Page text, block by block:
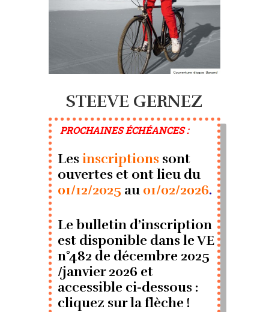
STEEVE GERNEZ
PROCHAINES ÉCHÉANCES :
Les inscriptions sont
ouvertes et ont lieu du
01/12/2025 au 01/02/2026.
Le bulletin d’inscription
est disponible dans le VE
n°482 de décembre 2025
/janvier 2026 et
accessible ci-dessous :
cliquez sur la flèche !